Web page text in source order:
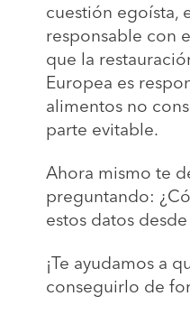
cuestión egoísta,
responsable con
que la
Europea es
alimentos no
parte evitable.
Ahora mismo te
preguntando:
estos datos
¡Te ayudamos a
conseguirlo de